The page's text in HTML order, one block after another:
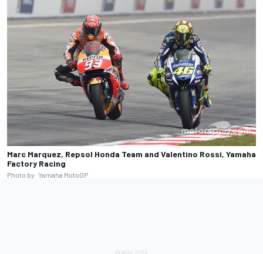
Marc Marquez, Repsol Honda Team and Valentino Rossi, Yamaha
Factory Racing
Photo by: Yamaha MotoGP